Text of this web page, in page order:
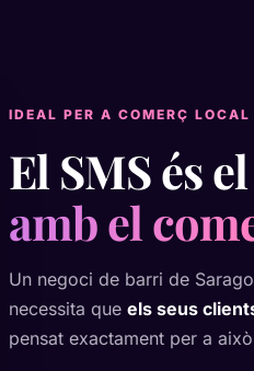
IDEAL PER A COMERÇ LOCAL
El SMS és
amb el
Un negoci de barri de
necessita que els seus
pensat exactament per a